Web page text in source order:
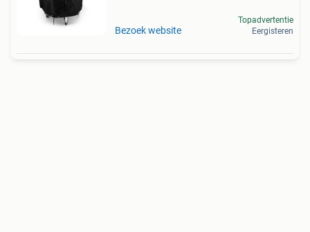
Bezoek website
Topadvertentie
Eergisteren